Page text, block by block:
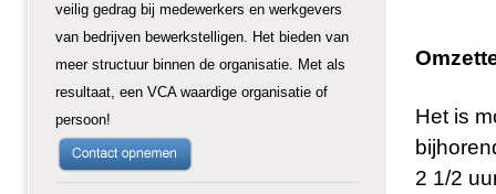
veilig gedrag bij medewerkers en werkgevers
van bedrijven bewerkstelligen. Het bieden van
meer structuur binnen de organisatie. Met als
resultaat, een VCA waardige organisatie of
persoon!
Het is
2 1/2